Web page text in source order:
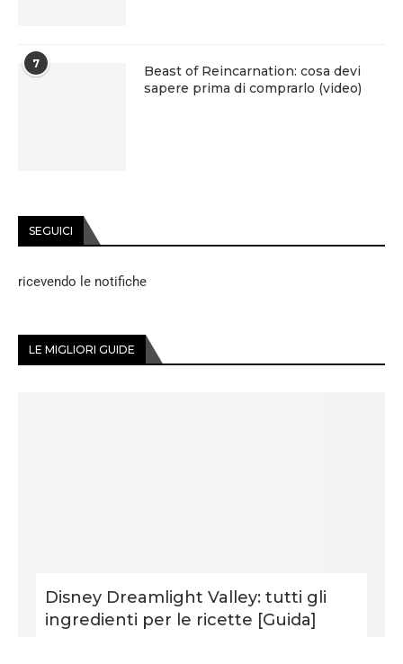
7
Beast of Reincarnation: cosa devi
sapere prima di comprarlo (video)
SEGUICI
ricevendo le notifiche
LE MIGLIORI GUIDE
Disney Dreamlight Valley: tutti gli
ingredienti per le ricette [Guida]